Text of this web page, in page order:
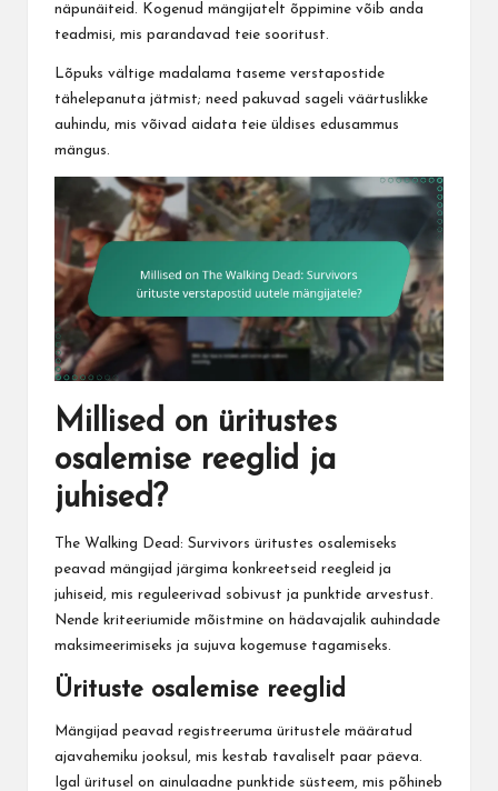
näpunäiteid. Kogenud mängijatelt õppimine võib anda
teadmisi, mis parandavad teie sooritust.
Lõpuks vältige madalama taseme verstapostide
tähelepanuta jätmist; need pakuvad sageli väärtuslikke
auhindu, mis võivad aidata teie üldises edusammus
mängus.
Millised on üritustes
osalemise reeglid ja
juhised?
The Walking Dead: Survivors üritustes osalemiseks
peavad mängijad järgima konkreetseid reegleid ja
juhiseid, mis reguleerivad sobivust ja punktide arvestust.
Nende kriteeriumide mõistmine on hädavajalik auhindade
maksimeerimiseks ja sujuva kogemuse tagamiseks.
Ürituste osalemise reeglid
Mängijad peavad registreeruma üritustele määratud
ajavahemiku jooksul, mis kestab tavaliselt paar päeva.
Igal üritusel on ainulaadne punktide süsteem, mis põhineb